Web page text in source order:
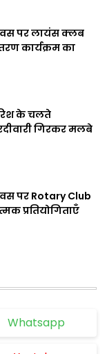
पर लायंस क्लब
कार्यक्रम का
के चलते
गिरकर मलबे
पर Rotary Club
प्रतियोगिताएँ
Whatsapp